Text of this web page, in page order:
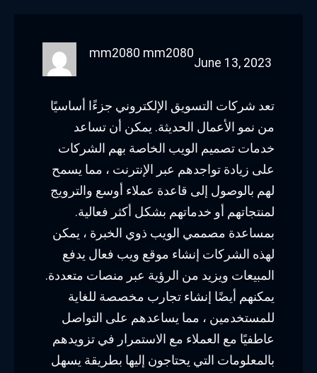
mm2080 mm2080
June 13, 2023
تعد شركات التسويق الإلكتروني جزءًا أساسيًا
من نمو الأعمال الحديثة. يمكن أن تساعد
خدمات تصميم الويب الخاصة بهم الشركات
على زيادة تواجدهم عبر الإنترنت ، مما يسمح
لهم بالوصول إلى قاعدة عملاء أوسع والترويج
لمنتجاتهم أو خدماتهم بشكل أكثر فعالية.
بمساعدة مصممي الويب ذوي الخبرة ، يمكن
لهذه الشركات إنشاء موقع ويب فعال يدفع
المبيعات ويزيد من الرؤية عبر منصات متعددة.
يمكنهم أيضًا إنشاء تجارب مخصصة للغاية
للمستخدمين ، مما يساعدهم على التواصل
عاطفيًا مع العملاء مع الاستمرار في تزويدهم
بالمعلومات التي يحتاجون إليها بطريقة يسهل